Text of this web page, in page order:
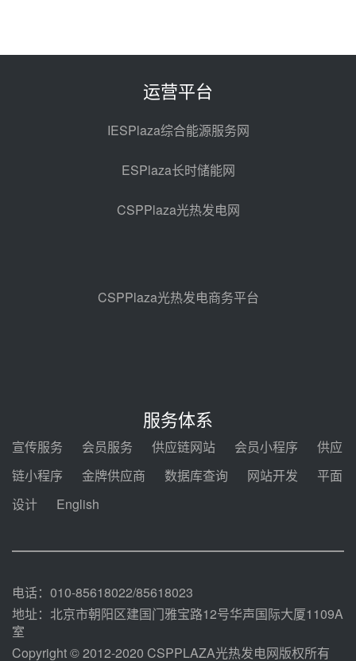
规模化助力构建绿色低碳电力供给
架协议项目中标候选人公示
350MW光热大基地建设提速！哈
锅中标格尔木项目蒸汽发生系统
前天 08-04 09:54
前天 08-04 09:27
目海南州香加#1储能工程EPC总承
包项目设备采购
河北金悦弘千中标重能新疆天山北
麓100MW光热发电项目用“碳钢、
100MW光热发电项目管件采购
运营平台
IESPlaza综合能源服务网
ESPlaza长时储能网
CSPPlaza光热发电网
CSPPlaza光热发电商务平台
服务体系
宣传服务 会员服务 供应链网站 会员小程序
供应
链小程序
金牌供应商 数据库查询 网站开发
平面
设计
English
电话：010-85618022/85618023
地址：北京市朝阳区建国门雅宝路12号华声国际大厦1109A
室
Copyright © 2012-2020 CSPPLAZA光热发电网版权所有